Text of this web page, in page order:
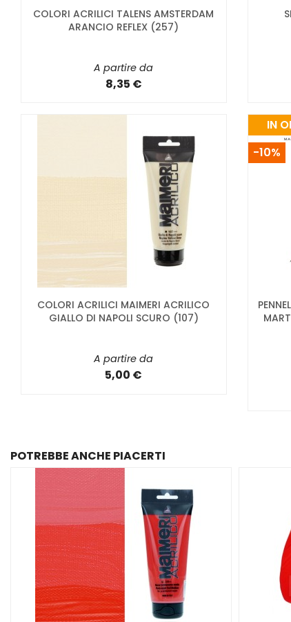
COLORI ACRILICI TALENS AMSTERDAM
ARANCIO REFLEX (257)
A partire da
8,35 €
COLORI ACRILICI MAIMERI ACRILICO
GIALLO DI NAPOLI SCURO (107)
A partire da
5,00 €
IN
-10%
POTREBBE ANCHE PIACERTI